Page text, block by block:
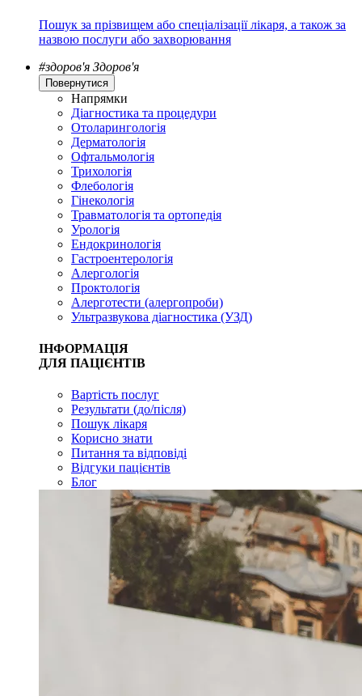
Пошук за прізвищем або спеціалізації лікаря, а також за
назвою послуги або захворювання
#здоров'я Здоров'я
Повернутися
Напрямки
Діагностика та процедури
Отоларингологія
Дерматологія
Офтальмологія
Трихологія
Флебологія
Гінекологія
Травматологія та ортопедія
Урологія
Ендокринологія
Гастроентерологія
Алергологія
Проктологія
Алерготести (алергопроби)
Ультразвукова діагностика (УЗД)
ІНФОРМАЦІЯ
ДЛЯ ПАЦІЄНТІВ
Вартість послуг
Результати (до/після)
Пошук лікаря
Корисно знати
Питання та відповіді
Відгуки пацієнтів
Блог